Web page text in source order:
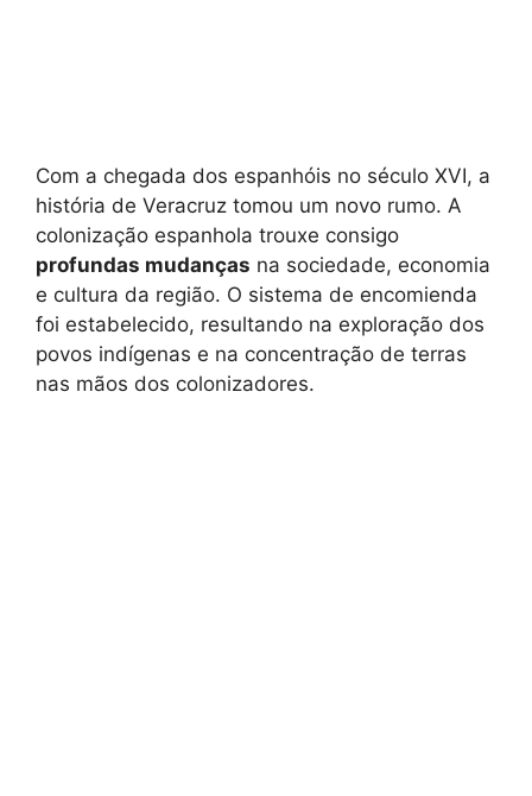
Com a chegada dos espanhóis no século XVI, a
história de Veracruz tomou um novo rumo. A
colonização espanhola trouxe consigo
profundas mudanças na sociedade, economia
e cultura da região. O sistema de encomienda
foi estabelecido, resultando na exploração dos
povos indígenas e na concentração de terras
nas mãos dos colonizadores.